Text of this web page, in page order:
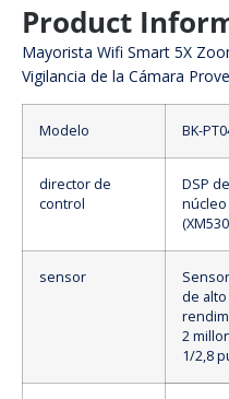
Product
Mayorista Wifi Smart 5X
Vigilancia de la Cámara
Modelo BK-
director de
control
DSP
núcleo
sensor
de alto
2
1/2,8